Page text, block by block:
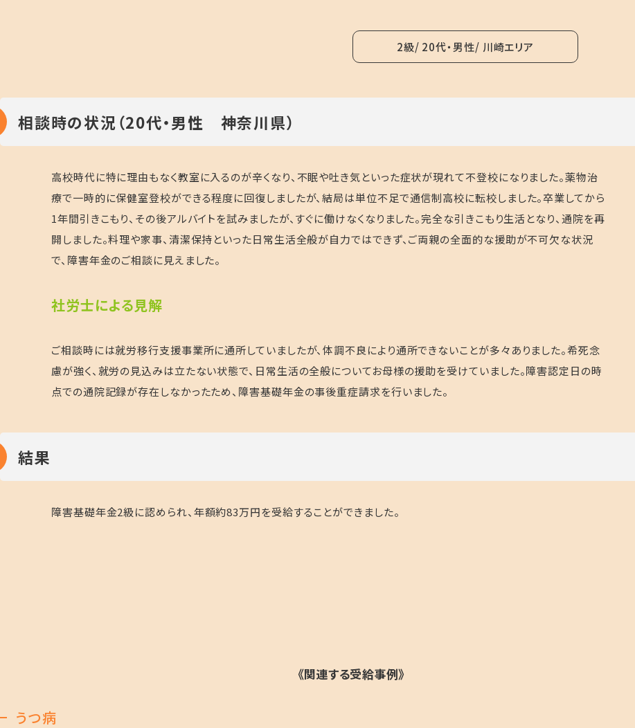
2級 20代・男性 川崎エリア
相談時の状況（20代・男性 神奈川県）
高校時代に特に理由もなく教室に入るのが辛くなり、不眠や吐き気といった症状が現れて不登校になりました。薬物治
療で一時的に保健室登校ができる程度に回復しましたが、結局は単位不足で通信制高校に転校しました。卒業してから
1年間引きこもり、その後アルバイトを試みましたが、すぐに働けなくなりました。完全な引きこもり生活となり、通院を再
開しました。料理や家事、清潔保持といった日常生活全般が自力ではできず、ご両親の全面的な援助が不可欠な状況
で、障害年金のご相談に見えました。
社労士による見解
ご相談時には就労移行支援事業所に通所していましたが、体調不良により通所できないことが多々ありました。希死念
慮が強く、就労の見込みは立たない状態で、日常生活の全般についてお母様の援助を受けていました。障害認定日の時
点での通院記録が存在しなかったため、障害基礎年金の事後重症請求を行いました。
結果
障害基礎年金2級に認められ、年額約83万円を受給することができました。
《関連する受給事例》
うつ病